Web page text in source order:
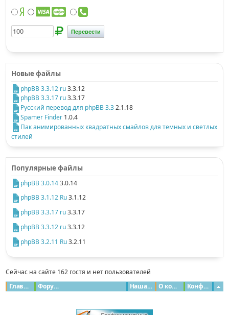
Новые файлы
phpBB 3.3.12 ru3.3.12
phpBB 3.3.17 ru3.3.17
Русский перевод для phpBB 3.32.1.18
Spamer Finder 1.0.4
Пак анимированных квадратных смайлов для темных и светлых
стилей
Популярные файлы
phpBB 3.0.143.0.14
phpBB 3.1.12 Ru3.1.12
phpBB 3.3.17 ru3.3.17
phpBB 3.3.12 ru3.3.12
phpBB 3.2.11 Ru3.2.11
Сейчас на сайте 162 гостя и нет пользователей
Главная
Форумы Конфиденциальность
О команде
Наша команда